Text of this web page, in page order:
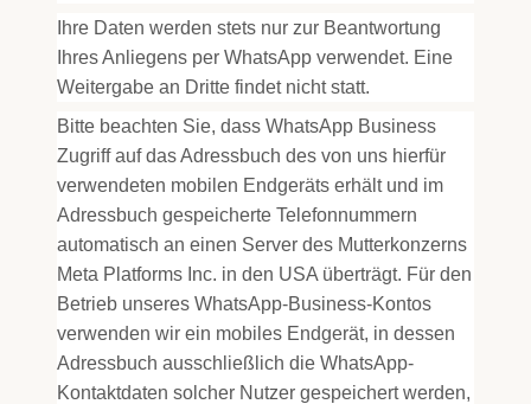
Ihre Daten werden stets nur zur Beantwortung
Ihres Anliegens per WhatsApp verwendet. Eine
Weitergabe an Dritte findet nicht statt.
Bitte beachten Sie, dass WhatsApp Business
Zugriff auf das Adressbuch des von uns hierfür
verwendeten mobilen Endgeräts erhält und im
Adressbuch gespeicherte Telefonnummern
automatisch an einen Server des Mutterkonzerns
Meta Platforms Inc. in den USA überträgt. Für den
Betrieb unseres WhatsApp-Business-Kontos
verwenden wir ein mobiles Endgerät, in dessen
Adressbuch ausschließlich die WhatsApp-
Kontaktdaten solcher Nutzer gespeichert werden,